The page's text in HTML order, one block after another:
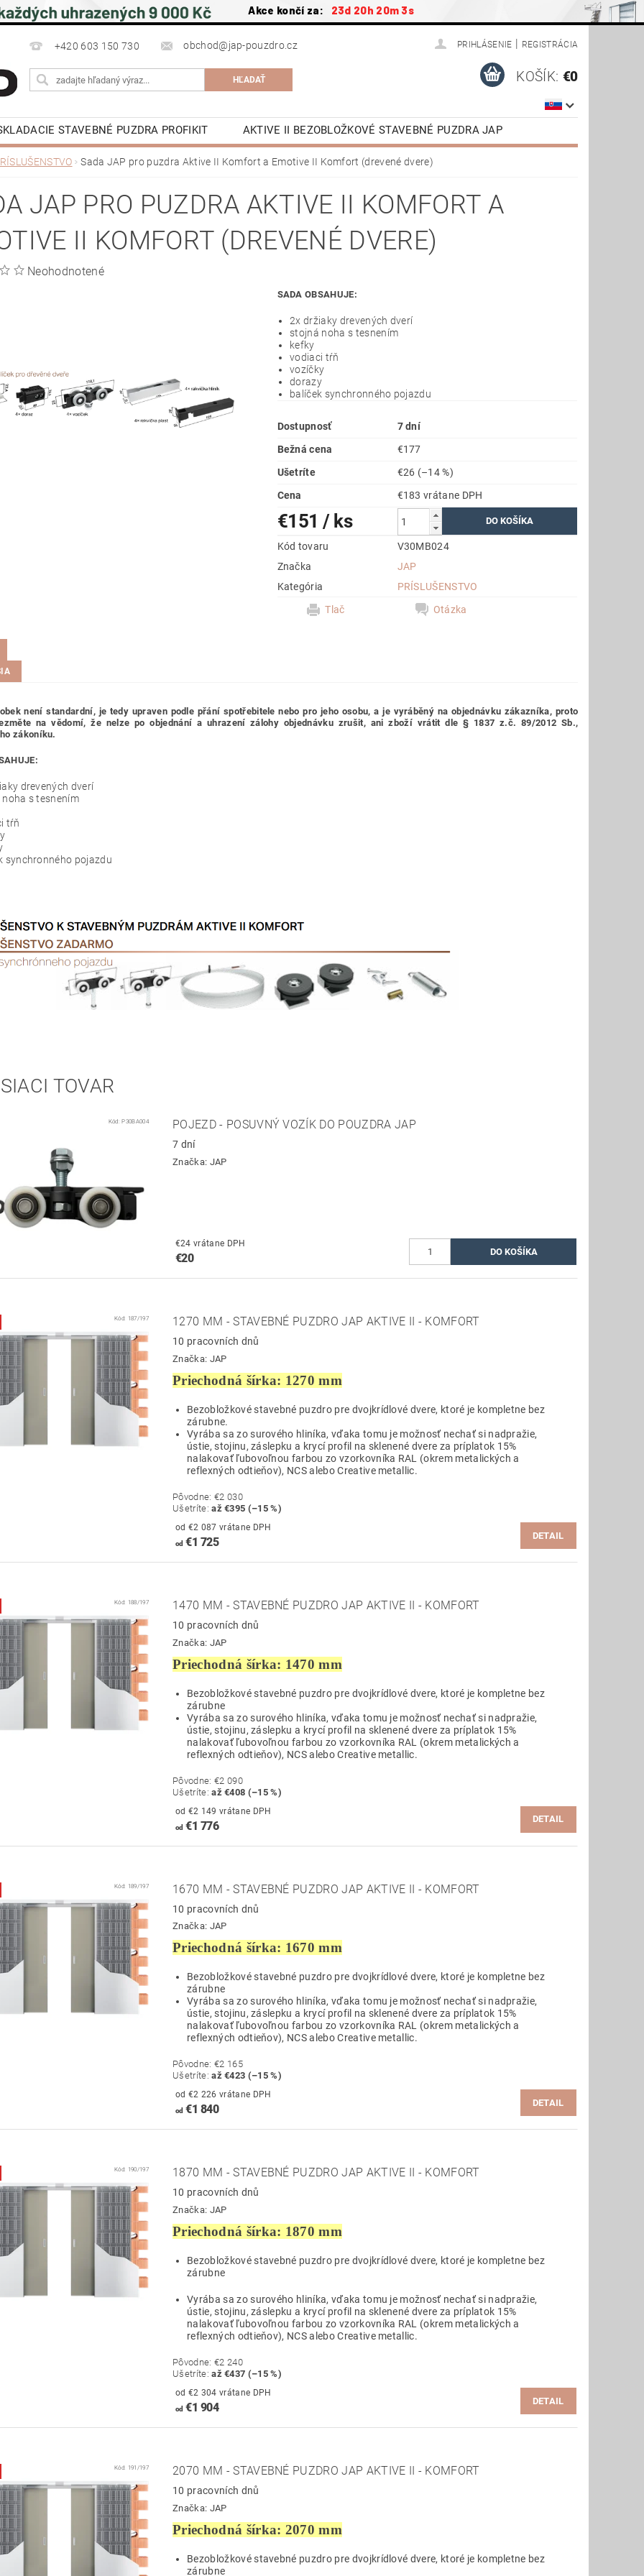
Akce končí za: 23d 20h 20m 2s
+420 603 150 730 obchod@jap-pouzdro.cz PRIHLÁSENIE REGISTRÁCIA
KOŠÍK: €0
STAVEBNÉ PUZDRA PROFIKIT
AKTIVE II BEZOBLOŽKOVÉ STAVEBNÉ PUZDRA JAP
JAP
LATENTE PUZDRA STAVEBNÉ JAP PRÍSLUŠENSTVO
PODKROVNÉ SCHODY JAP
OCHRANA OSOBNÍCH ÚDAJŮ
NAPÍŠTE NÁM NA STIAHNUTIE
VIDEONÁVODY
KONTAKTY
Sada JAP pro puzdra Aktive II Komfort a Emotive II Komfort (drevené dvere)
JAP PRO PUZDRA AKTIVE II KOMFORT A
II KOMFORT (DREVENÉ DVERE)
Neohodnotené
SADA OBSAHUJE:
2x držiaky drevených dverí
stojná noha s tesnením
kefky
vodiaci tŕň
vozíčky
dorazy
balíček synchronného pojazdu
Dostupnosť
7 dní
Bežná cena
€177
Ušetríte
€26 (–14 %)
Cena
€183 vrátane DPH
€151/ ks
Kód tovaru
V30MB024
Značka
JAP
Kategória
PRÍSLUŠENSTVO
Tlač
Otázka
není standardní, je tedy upraven podle přání spotřebitele nebo pro jeho osobu, a je vyráběný na objednávku zákazníka, proto
na vědomí, že nelze po objednání a uhrazení zálohy objednávku zrušit, ani zboží vrátit dle § 1837 z.č. 89/2012 Sb.,
zákoníku.
drevených dverí
s tesnením
tŕň
synchronného pojazdu
TOVAR
Kód:P30BA004 POJEZD - POSUVNÝ VOZÍK DO POUZDRA JAP
7 dní
Značka: JAP
€24 vrátane DPH
€20
Kód: 187/197 1270 MM - STAVEBNÉ PUZDRO JAP AKTIVE II - KOMFORT
10 pracovních dnů
Značka: JAP
Priechodná šírka: 1270 mm
Bezobložkové stavebné puzdro pre dvojkrídlové dvere, ktoré je kompletne bez
zárubne.
Vyrába sa zo surového hliníka, vďaka tomu je možnosť nechať si nadpražie,
ústie, stojinu, záslepku a krycí profil na sklenené dvere za príplatok 15%
nalakovať ľubovoľnou farbou zo vzorkovníka RAL (okrem metalických a
reflexných odtieňov), NCS alebo Creative metallic.
Pôvodne: €2 030
Ušetríte:až €395 (–15 %)
od €2 087 vrátane DPH
od€1 725 DETAIL
Kód: 188/197 1470 MM - STAVEBNÉ PUZDRO JAP AKTIVE II - KOMFORT
10 pracovních dnů
Značka: JAP
Priechodná šírka: 1470 mm
Bezobložkové stavebné puzdro pre dvojkrídlové dvere, ktoré je kompletne bez
zárubne
Vyrába sa zo surového hliníka, vďaka tomu je možnosť nechať si nadpražie,
ústie, stojinu, záslepku a krycí profil na sklenené dvere za príplatok 15%
nalakovať ľubovoľnou farbou zo vzorkovníka RAL (okrem metalických a
reflexných odtieňov), NCS alebo Creative metallic.
Pôvodne: €2 090
Ušetríte:až €408 (–15 %)
od €2 149 vrátane DPH
od€1 776 DETAIL
Kód: 189/197 1670 MM - STAVEBNÉ PUZDRO JAP AKTIVE II - KOMFORT
10 pracovních dnů
Značka: JAP
Priechodná šírka: 1670 mm
Bezobložkové stavebné puzdro pre dvojkrídlové dvere, ktoré je kompletne bez
zárubne
Vyrába sa zo surového hliníka, vďaka tomu je možnosť nechať si nadpražie,
ústie, stojinu, záslepku a krycí profil na sklenené dvere za príplatok 15%
nalakovať ľubovoľnou farbou zo vzorkovníka RAL (okrem metalických a
reflexných odtieňov), NCS alebo Creative metallic.
Pôvodne: €2 165
Ušetríte:až €423 (–15 %)
od €2 226 vrátane DPH
od€1 840 DETAIL
Kód: 190/197 1870 MM - STAVEBNÉ PUZDRO JAP AKTIVE II - KOMFORT
10 pracovních dnů
Značka: JAP
Priechodná šírka: 1870 mm
Bezobložkové stavebné puzdro pre dvojkrídlové dvere, ktoré je kompletne bez
zárubne
Vyrába sa zo surového hliníka, vďaka tomu je možnosť nechať si nadpražie,
ústie, stojinu, záslepku a krycí profil na sklenené dvere za príplatok 15%
nalakovať ľubovoľnou farbou zo vzorkovníka RAL (okrem metalických a
reflexných odtieňov), NCS alebo Creative metallic.
Pôvodne: €2 240
Ušetríte:až €437 (–15 %)
od €2 304 vrátane DPH
od€1 904 DETAIL
Kód: 191/197 2070 MM - STAVEBNÉ PUZDRO JAP AKTIVE II - KOMFORT
10 pracovních dnů
Značka: JAP
Priechodná šírka: 2070 mm
Bezobložkové stavebné puzdro pre dvojkrídlové dvere, ktoré je kompletne bez
zárubne